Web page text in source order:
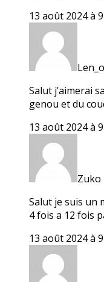
13 août 2024 à
Salut j’aimerai
genou et du
13 août 2024 à
Zuko
Salut je suis un
4 fois a 12 fois
13 août 2024 à